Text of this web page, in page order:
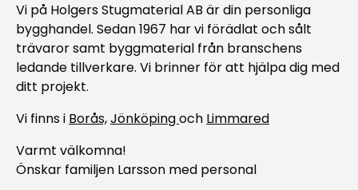
Vi på Holgers Stugmaterial AB är din personliga
bygghandel. Sedan 1967 har vi förädlat och sålt
trävaror samt byggmaterial från branschens
ledande tillverkare. Vi brinner för att hjälpa dig med
ditt projekt.
Vi finns i Borås,Jönköpingoch Limmared
Varmt välkomna!
Önskar familjen Larsson med personal